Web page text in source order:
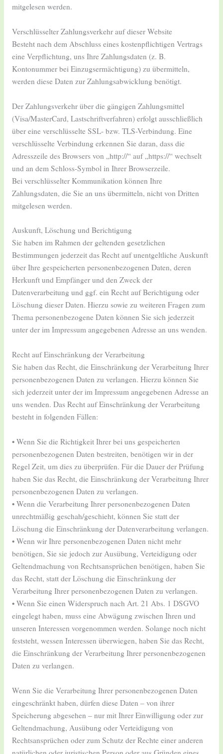
mitgelesen werden.
Verschlüsselter Zahlungsverkehr auf dieser Website
Besteht nach dem Abschluss eines kostenpflichtigen Vertrags
eine Verpflichtung, uns Ihre Zahlungsdaten (z. B.
Kontonummer bei Einzugsermächtigung) zu übermitteln,
werden diese Daten zur Zahlungsabwicklung benötigt.
Der Zahlungsverkehr über die gängigen Zahlungsmittel
(Visa/MasterCard, Lastschriftverfahren) erfolgt ausschließlich
über eine verschlüsselte SSL- bzw. TLS-Verbindung. Eine
verschlüsselte Verbindung erkennen Sie daran, dass die
Adresszeile des Browsers von „http://“ auf „https://“ wechselt
und an dem Schloss-Symbol in Ihrer Browserzeile.
Bei verschlüsselter Kommunikation können Ihre
Zahlungsdaten, die Sie an uns übermitteln, nicht von Dritten
mitgelesen werden.
Auskunft, Löschung und Berichtigung
Sie haben im Rahmen der geltenden gesetzlichen
Bestimmungen jederzeit das Recht auf unentgeltliche Auskunft
über Ihre gespeicherten personenbezogenen Daten, deren
Herkunft und Empfänger und den Zweck der
Datenverarbeitung und ggf. ein Recht auf Berichtigung oder
Löschung dieser Daten. Hierzu sowie zu weiteren Fragen zum
Thema personenbezogene Daten können Sie sich jederzeit
unter der im Impressum angegebenen Adresse an uns wenden.
Recht auf Einschränkung der Verarbeitung
Sie haben das Recht, die Einschränkung der Verarbeitung Ihrer
personenbezogenen Daten zu verlangen. Hierzu können Sie
sich jederzeit unter der im Impressum angegebenen Adresse an
uns wenden. Das Recht auf Einschränkung der Verarbeitung
besteht in folgenden Fällen:
• Wenn Sie die Richtigkeit Ihrer bei uns gespeicherten
personenbezogenen Daten bestreiten, benötigen wir in der
Regel Zeit, um dies zu überprüfen. Für die Dauer der Prüfung
haben Sie das Recht, die Einschränkung der Verarbeitung Ihrer
personenbezogenen Daten zu verlangen.
• Wenn die Verarbeitung Ihrer personenbezogenen Daten
unrechtmäßig geschah/geschieht, können Sie statt der
Löschung die Einschränkung der Datenverarbeitung verlangen.
• Wenn wir Ihre personenbezogenen Daten nicht mehr
benötigen, Sie sie jedoch zur Ausübung, Verteidigung oder
Geltendmachung von Rechtsansprüchen benötigen, haben Sie
das Recht, statt der Löschung die Einschränkung der
Verarbeitung Ihrer personenbezogenen Daten zu verlangen.
• Wenn Sie einen Widerspruch nach Art. 21 Abs. 1 DSGVO
eingelegt haben, muss eine Abwägung zwischen Ihren und
unseren Interessen vorgenommen werden. Solange noch nicht
feststeht, wessen Interessen überwiegen, haben Sie das Recht,
die Einschränkung der Verarbeitung Ihrer personenbezogenen
Daten zu verlangen.
Wenn Sie die Verarbeitung Ihrer personenbezogenen Daten
eingeschränkt haben, dürfen diese Daten – von ihrer
Speicherung abgesehen – nur mit Ihrer Einwilligung oder zur
Geltendmachung, Ausübung oder Verteidigung von
Rechtsansprüchen oder zum Schutz der Rechte einer anderen